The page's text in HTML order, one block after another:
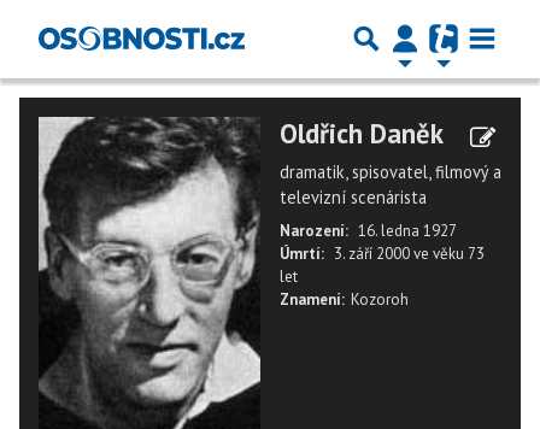
Oldřich Daněk
dramatik, spisovatel, filmový a
televizní scenárista
Narození: 16. ledna 1927
Úmrtí: 3. září 2000ve věku 73
let
Znamení: Kozoroh